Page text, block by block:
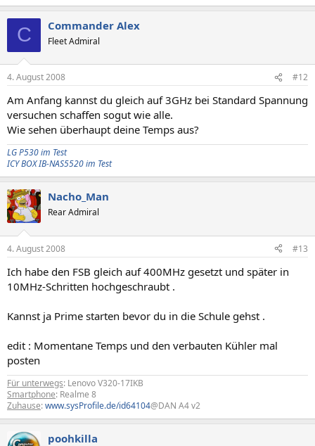
C Commander Alex
Fleet Admiral
4. August 2008 #12
Am Anfang kannst du gleich auf 3GHz bei Standard Spannung
versuchen schaffen sogut wie alle.
Wie sehen überhaupt deine Temps aus?
LG P530 im Test
ICY BOX IB-NAS5520 im Test
Nacho_Man
Rear Admiral
4. August 2008 #13
Ich habe den FSB gleich auf 400MHz gesetzt und später in
10MHz-Schritten hochgeschraubt .
Kannst ja Prime starten bevor du in die Schule gehst .
edit : Momentane Temps und den verbauten Kühler mal
posten
Für unterwegs: Lenovo V320-17IKB
Smartphone: Realme 8
Zuhause:www.sysProfile.de/id64104@DAN A4 v2
poohkilla